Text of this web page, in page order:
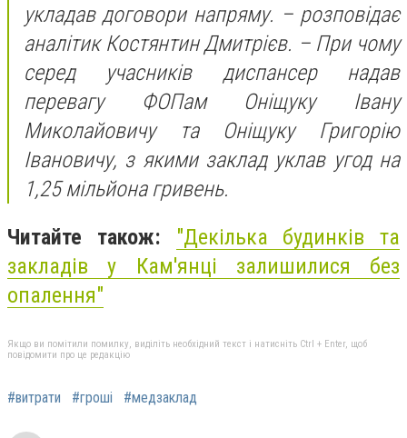
укладав договори напряму. – розповідає
аналітик Костянтин Дмитрієв. – При чому
серед учасників диспансер надав
перевагу ФОПам Оніщуку Івану
Миколайовичу та Оніщуку Григорію
Івановичу, з якими заклад уклав угод на
1,25 мільйона гривень.
Читайте також: "Декілька будинків та
закладів у Кам'янці залишилися без
опалення"
Якщо ви помітили помилку, виділіть необхідний текст і натисніть Ctrl + Enter, щоб
повідомити про це редакцію
#витрати #гроші #медзаклад